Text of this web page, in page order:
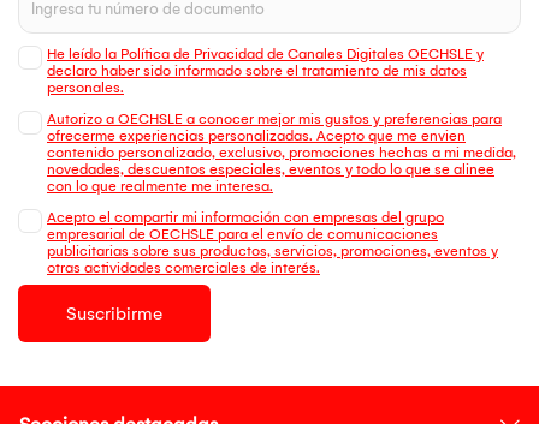
He leído la Política de Privacidad de Canales Digitales OECHSLE y
declaro haber sido informado sobre el tratamiento de mis datos
personales.
Autorizo a OECHSLE a conocer mejor mis gustos y preferencias para
ofrecerme experiencias personalizadas. Acepto que me envien
contenido personalizado, exclusivo, promociones hechas a mi medida,
novedades, descuentos especiales, eventos y todo lo que se alinee
con lo que realmente me interesa.
Acepto el compartir mi información con empresas del grupo
empresarial de OECHSLE para el envío de comunicaciones
publicitarias sobre sus productos, servicios, promociones, eventos y
otras actividades comerciales de interés.
Suscribirme